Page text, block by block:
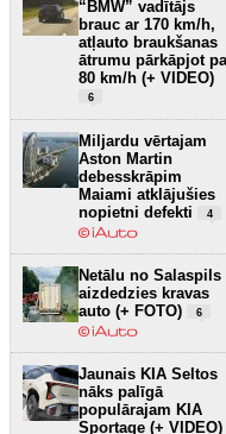
“BMW” vadītājs
brauc ar 170 km/h,
atļauto braukšanas
ātrumu pārkāpjot
80 km/h (+ VIDEO)
6
Miljardu vērtajam
Aston Martin
debesskrāpim
Maiami atklājušies
nopietni defekti
4
Netālu no Salaspils
aizdedzies kravas
auto (+ FOTO)
6
Jaunais KIA Seltos
nāks palīgā
populārajam KIA
Sportage (+ VIDEO)